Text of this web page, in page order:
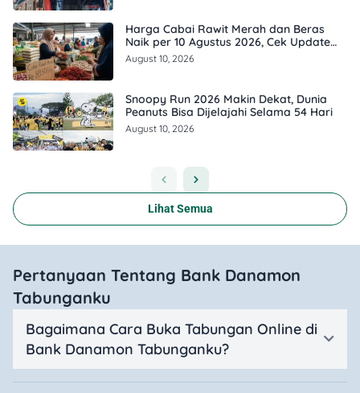
Harga Cabai Rawit Merah dan Beras
Naik per 10 Agustus 2026, Cek Update
Pangan Hari Ini
August 10, 2026
Snoopy Run 2026 Makin Dekat, Dunia
Peanuts Bisa Dijelajahi Selama 54 Hari
August 10, 2026
Lihat Semua
Pertanyaan Tentang Bank Danamon
Tabunganku
Bagaimana Cara Buka Tabungan Online di
Bank Danamon Tabunganku?